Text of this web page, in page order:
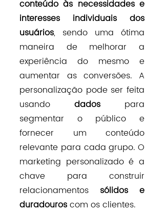
conteúdo às necessidades e
interesses individuais dos
usuários, sendo uma ótima
maneira de melhorar a
experiência do mesmo e
aumentar as conversões. A
personalização pode ser feita
usando dados para
segmentar o público e
fornecer um conteúdo
relevante para cada grupo. O
marketing personalizado é a
chave para construir
relacionamentos sólidos e
duradouros com os clientes.